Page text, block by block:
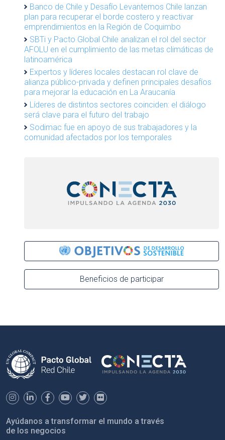
Banco de Chile y Desafío Levantemos Chile lanzan
plan para recuperar el borde costero y reactivar
emprendimientos en la Región de Coquimbo
SBTi y Pacto Global Chile analizan el rol del sector
AFOLU en el cumplimiento de las metas climáticas de
latinoamérica
Expertos y líderes locales destacan rol clave de
alianza público-privada y definen principales desafíos
para mejorar la educación en La Araucanía
Líderes de distintos sectores coinciden: el diálogo
será clave para el futuro del trabajo
Sodimac fue en apoyo de sus trabajadores y la
comunidad afectados por los temporales
Beneficios de participar
Ayúdanos a transformar el mundo a través
de los negocios